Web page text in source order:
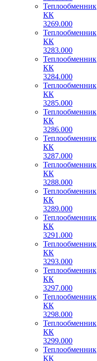
Теплообменник
КК
3269.000
Теплообменник
КК
3283.000
Теплообменник
КК
3284.000
Теплообменник
КК
3285.000
Теплообменник
КК
3286.000
Теплообменник
КК
3287.000
Теплообменник
КК
3288.000
Теплообменник
КК
3289.000
Теплообменник
КК
3291.000
Теплообменник
КК
3293.000
Теплообменник
КК
3297.000
Теплообменник
КК
3298.000
Теплообменник
КК
3299.000
Теплообменник
КК